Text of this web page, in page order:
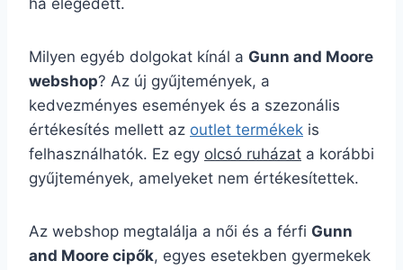
ha elégedett.
Milyen egyéb dolgokat kínál a Gunn and Moore
webshop? Az új gyűjtemények, a
kedvezményes események és a szezonális
értékesítés mellett az outlet termékek is
felhasználhatók. Ez egy olcsó ruházat a korábbi
gyűjtemények, amelyeket nem értékesítettek.
Az webshop megtalálja a női és a férfi Gunn
and Moore cipők, egyes esetekben gyermekek